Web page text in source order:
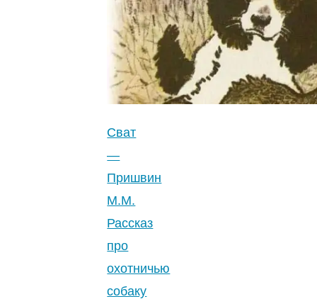
ящик
—
Пришвин
М.М.
Рассказ
про
охоту
4.9
(9)"
Сват
—
Пришвин
М.М.
Рассказ
про
охотничью
собаку